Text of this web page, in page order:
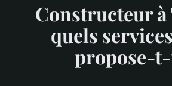
Constructeur à
quels
propose-